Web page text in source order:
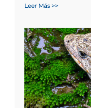
Leer Más >>